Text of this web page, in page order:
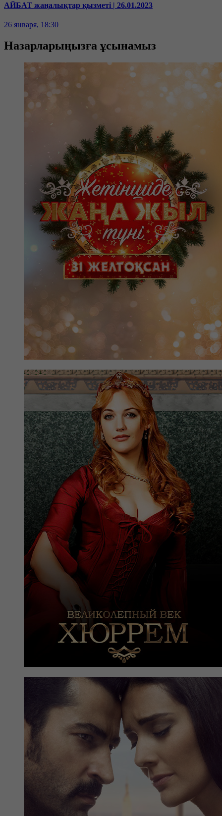
АЙБАТ жаңалықтар қызметі | 26.01.2023
26 января, 18:30
Назарларыңызға ұсынамыз